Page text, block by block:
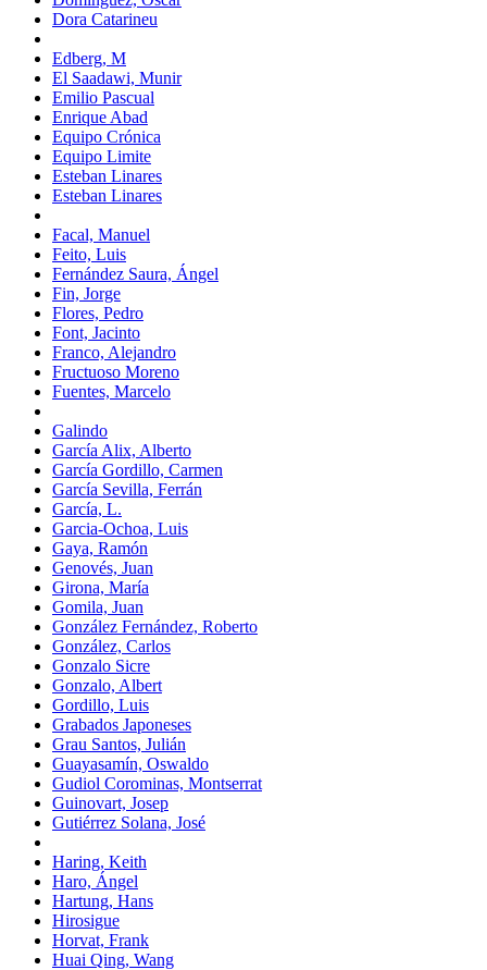
Dora Catarineu
Edberg, M
El Saadawi, Munir
Emilio Pascual
Enrique Abad
Equipo Crónica
Equipo Limite
Esteban Linares
Esteban Linares
Facal, Manuel
Feito, Luis
Fernández Saura, Ángel
Fin, Jorge
Flores, Pedro
Font, Jacinto
Franco, Alejandro
Fructuoso Moreno
Fuentes, Marcelo
Galindo
García Alix, Alberto
García Gordillo, Carmen
García Sevilla, Ferrán
García, L.
Garcia-Ochoa, Luis
Gaya, Ramón
Genovés, Juan
Girona, María
Gomila, Juan
González Fernández, Roberto
González, Carlos
Gonzalo Sicre
Gonzalo, Albert
Gordillo, Luis
Grabados Japoneses
Grau Santos, Julián
Guayasamín, Oswaldo
Gudiol Corominas, Montserrat
Guinovart, Josep
Gutiérrez Solana, José
Haring, Keith
Haro, Ángel
Hartung, Hans
Hirosigue
Horvat, Frank
Huai Qing, Wang